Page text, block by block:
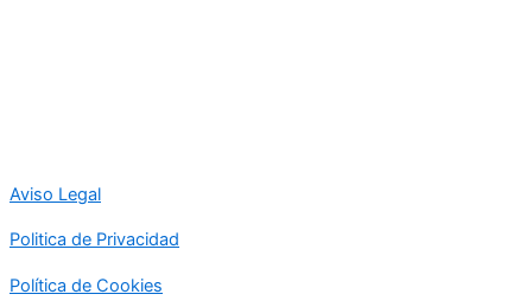
Aviso Legal
Politica de Privacidad
Política de Cookies